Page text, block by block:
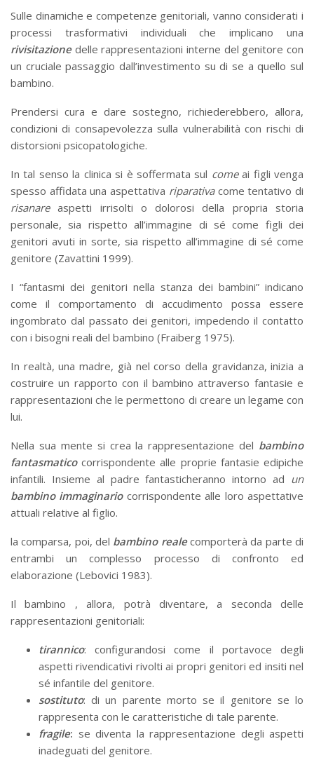
Sulle dinamiche e competenze genitoriali, vanno considerati i
processi trasformativi individuali che implicano una
rivisitazionedelle rappresentazioni interne del genitore con
un cruciale passaggio dall’investimento su di se a quello sul
bambino.
Prendersi cura e dare sostegno, richiederebbero, allora,
condizioni di consapevolezza sulla vulnerabilità con rischi di
distorsioni psicopatologiche.
In tal senso la clinica si è soffermata sul comeai figli venga
spesso affidata una aspettativa riparativacome tentativo di
risanareaspetti irrisolti o dolorosi della propria storia
personale, sia rispetto all’immagine di sé come figli dei
genitori avuti in sorte, sia rispetto all’immagine di sé come
genitore (Zavattini 1999).
I “fantasmi dei genitori nella stanza dei bambini” indicano
come il comportamento di accudimento possa essere
ingombrato dal passato dei genitori, impedendo il contatto
con i bisogni reali del bambino (Fraiberg 1975).
In realtà, una madre, già nel corso della gravidanza, inizia a
costruire un rapporto con il bambino attraverso fantasie e
rappresentazioni che le permettono di creare un legame con
lui.
Nella sua mente si crea la rappresentazione del bambino
fantasmaticocorrispondente alle proprie fantasie edipiche
infantili. Insieme al padre fantasticheranno intorno ad un
bambino immaginario corrispondente alle loro aspettative
attuali relative al figlio.
la comparsa, poi, del bambino realecomporterà da parte di
entrambi un complesso processo di confronto ed
elaborazione (Lebovici 1983).
Il bambino , allora, potrà diventare, a seconda delle
rappresentazioni genitoriali:
tirannico: configurandosi come il portavoce degli
aspetti rivendicativi rivolti ai propri genitori ed insiti nel
sé infantile del genitore.
sostituto: di un parente morto se il genitore se lo
rappresenta con le caratteristiche di tale parente.
fragile: se diventa la rappresentazione degli aspetti
inadeguati del genitore.